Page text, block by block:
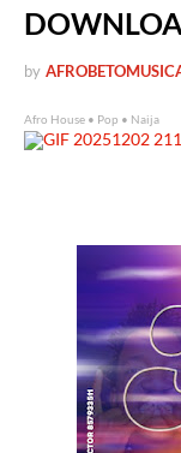
by
Afro House • Pop • Naija